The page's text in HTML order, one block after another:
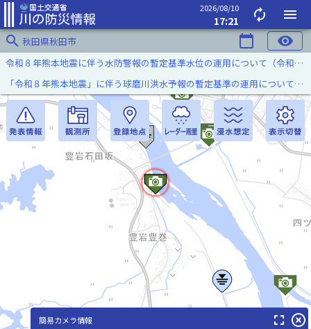
2026/08/10
17:21 autorenew
menu
search 秋田県秋田市 calendar_today visibility
令和８年熊本地震に伴う水防警報の暫定基準水位の運用について（令和８年８月７日）
「令和８年熊本地震」に伴う球磨川洪水予報の暫定基準の運用について（令和８年８月５日）
簡易カメラ情報 fullscreen highlight_off